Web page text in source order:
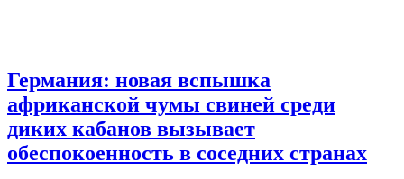
Германия: новая вспышка
африканской чумы свиней среди
диких кабанов вызывает
обеспокоенность в соседних странах